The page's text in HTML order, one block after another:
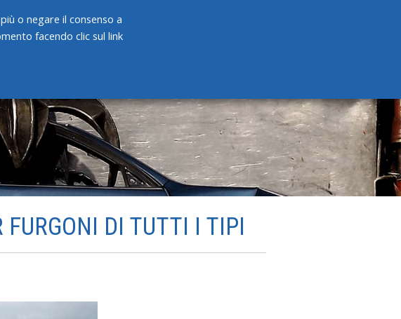
SERVIZI PRODOTTI
DI TUTTI I TIPI
o negare il consenso a
facendo clic sul link